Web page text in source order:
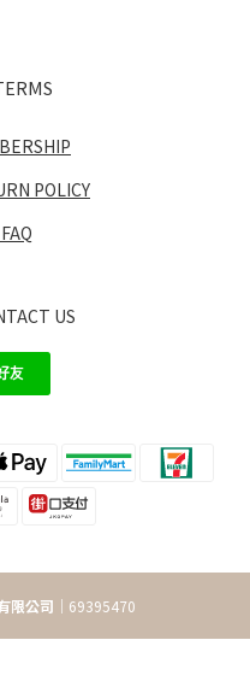
POLICY
US
限公司 ｜69395470